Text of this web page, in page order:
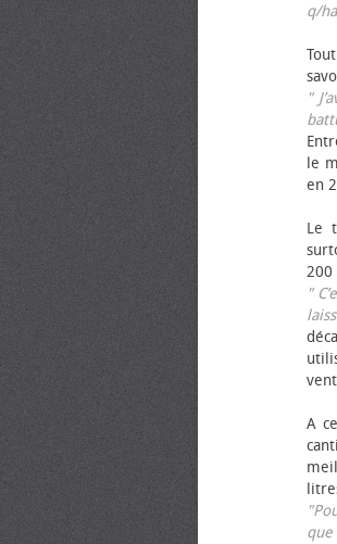
q/
"
le
en
Le
200
"
A
que